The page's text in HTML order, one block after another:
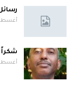
أغسطس 27,
شكراً
أغسطس 27,